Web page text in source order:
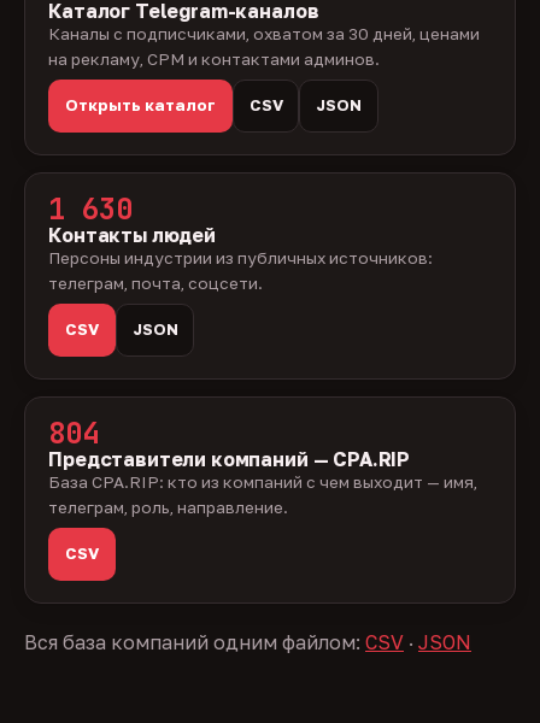
Каталог Telegram-каналов
Каналы с подписчиками, охватом за 30 дней, ценами
на рекламу, CPM и контактами админов.
Открыть каталог CSV JSON
1 630
Контакты людей
Персоны индустрии из публичных источников:
телеграм, почта, соцсети.
CSV JSON
804
Представители компаний — CPA.RIP
База CPA.RIP: кто из компаний с чем выходит — имя,
телеграм, роль, направление.
CSV
Вся база компаний одним файлом: CSV · JSON